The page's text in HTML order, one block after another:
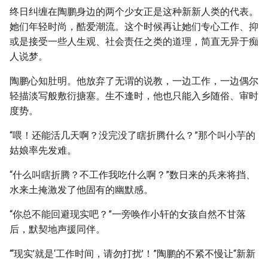
终日纠缠在陶鹏身边的两个少女正是这种新新人类的代表。
她们年轻时尚，酷爱潮流。这个时候再让她们专心工作、抑
或是接受一些人生观、社会责任之类的道理，简直无异于痴
人说梦。
陶鹏心知肚明。他放弃了无谓的说教，一边工作，一边偶尔
轻描淡写般敷衍搪塞。生不逢时，他也只能入乡随俗、审时
度势。
“喂！还能活几天啊？没完没了瞎折腾什么？”那个叫小芋的
姑娘率先发难。
“什么叫瞎折腾？不工作我吃什么啊？”数日来的兵来将挡、
水来土掩激发了他固有的幽默感。
“你总不能回避现实吧？”一旁唤作小轩的女孩自然不甘落
后，默契地声援同伴。
“‘现实’就是‘工作时间，请勿打扰’！”陶鹏的不紧不慢让“新新